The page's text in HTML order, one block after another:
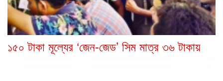
১৫০ টাকা মূল্যের ‘জেন-জেড’ সিম মাত্র ৩৬ টাকায়